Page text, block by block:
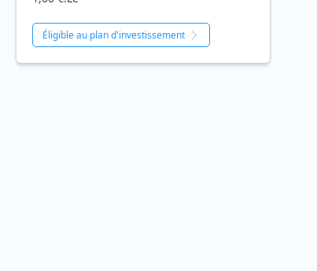
Éligible au plan d'investissement